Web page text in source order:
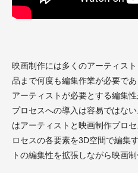
映画制作には多くのアーティス
品まで何度も編集作業が必要で
アーティストが必要とする編集
プロセスへの導入は容易ではな
はアーティストと映画制作プロ
ロセスの各要素を3D空間で編集
トの編集性を拡張しながら映画